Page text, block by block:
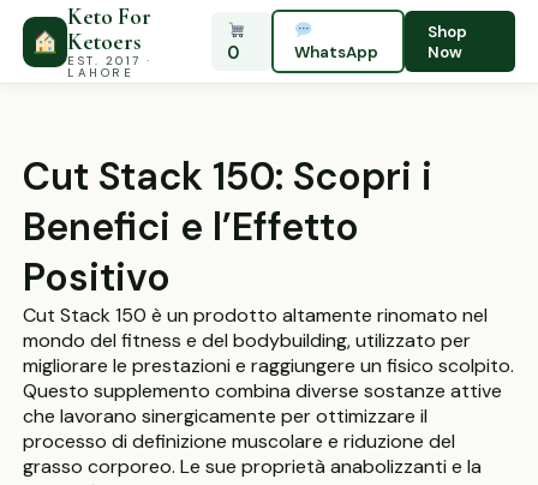
Keto For
Ketoers
EST. 2017 ·
LAHORE
0 WhatsApp
Shop
Now
Cut Stack 150: Scopri i
Benefici e l’Effetto
Positivo
Cut Stack 150 è un prodotto altamente rinomato nel
mondo del fitness e del bodybuilding, utilizzato per
migliorare le prestazioni e raggiungere un fisico scolpito.
Questo supplemento combina diverse sostanze attive
che lavorano sinergicamente per ottimizzare il
processo di definizione muscolare e riduzione del
grasso corporeo. Le sue proprietà anabolizzanti e la